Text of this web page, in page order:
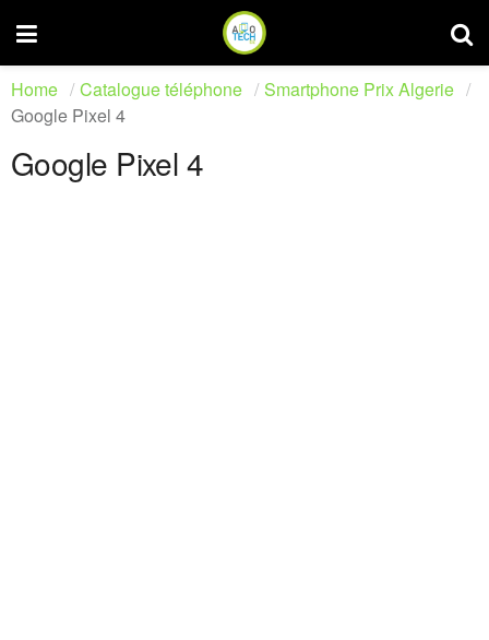
Home Catalogue téléphone
Smartphone Prix Algerie
Google Pixel 4
Google Pixel 4